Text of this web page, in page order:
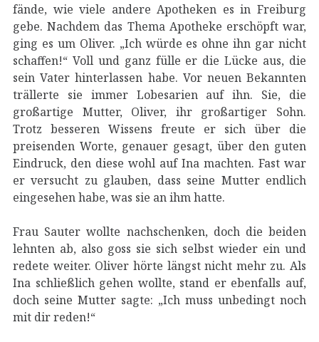
fände, wie viele andere Apotheken es in Freiburg
gebe. Nachdem das Thema Apotheke erschöpft war,
ging es um Oliver. „Ich würde es ohne ihn gar nicht
schaffen!“ Voll und ganz fülle er die Lücke aus, die
sein Vater hinterlassen habe. Vor neuen Bekannten
trällerte sie immer Lobesarien auf ihn. Sie, die
großartige Mutter, Oliver, ihr großartiger Sohn.
Trotz besseren Wissens freute er sich über die
preisenden Worte, genauer gesagt, über den guten
Eindruck, den diese wohl auf Ina machten. Fast war
er versucht zu glauben, dass seine Mutter endlich
eingesehen habe, was sie an ihm hatte.
Frau Sauter wollte nachschenken, doch die beiden
lehnten ab, also goss sie sich selbst wieder ein und
redete weiter. Oliver hörte längst nicht mehr zu. Als
Ina schließlich gehen wollte, stand er ebenfalls auf,
doch seine Mutter sagte: „Ich muss unbedingt noch
mit dir reden!“